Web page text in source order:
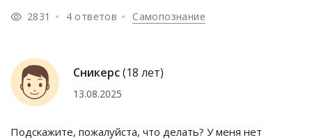
2831 4 ответов Самопознание
Сникерс(18 лет)
13.08.2025
Подскажите, пожалуйста, что делать? У меня нет